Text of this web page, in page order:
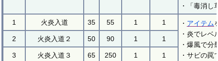
・「毒消
1 火炎入道 35 55 1 1 ・ アイテム
・炎でレ
・爆風で分
・サビの罠
2 火炎入道２ 50 90 1 1
3 火炎入道３ 65 250 1 1